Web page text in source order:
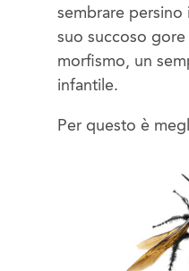
sembrare
suo succoso
morfismo, un
infantile.
Per questo è